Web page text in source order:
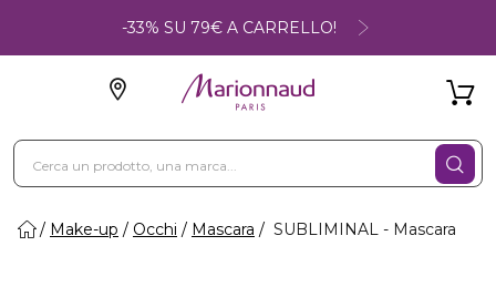
-33% SU 79€ A CARRELLO!
Make-up Occhi Mascara SUBLIMINAL - Mascara